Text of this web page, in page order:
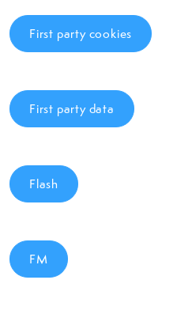
First party cookies
First party data
Flash
FM